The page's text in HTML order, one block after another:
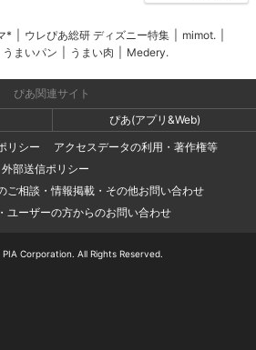
* ウレぴあ総研 ディズニー特集 mimot.
うまいパン うまい肉 Medery.
ぴあ関連サイト
ぴあ(アプリ&Web)
リシー
アクセスデータの利用・著作権等
外部送信ポリシー
ご相談・情報掲載・その他お問い合わせ
ユーザーの方からのお問い合わせ
Corporation. All Rights Reserved.